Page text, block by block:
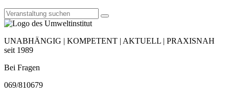
UNABHÄNGIG | KOMPETENT | AKTUELL | PRAXISNAH
seit 1989
Bei Fragen
069/810679